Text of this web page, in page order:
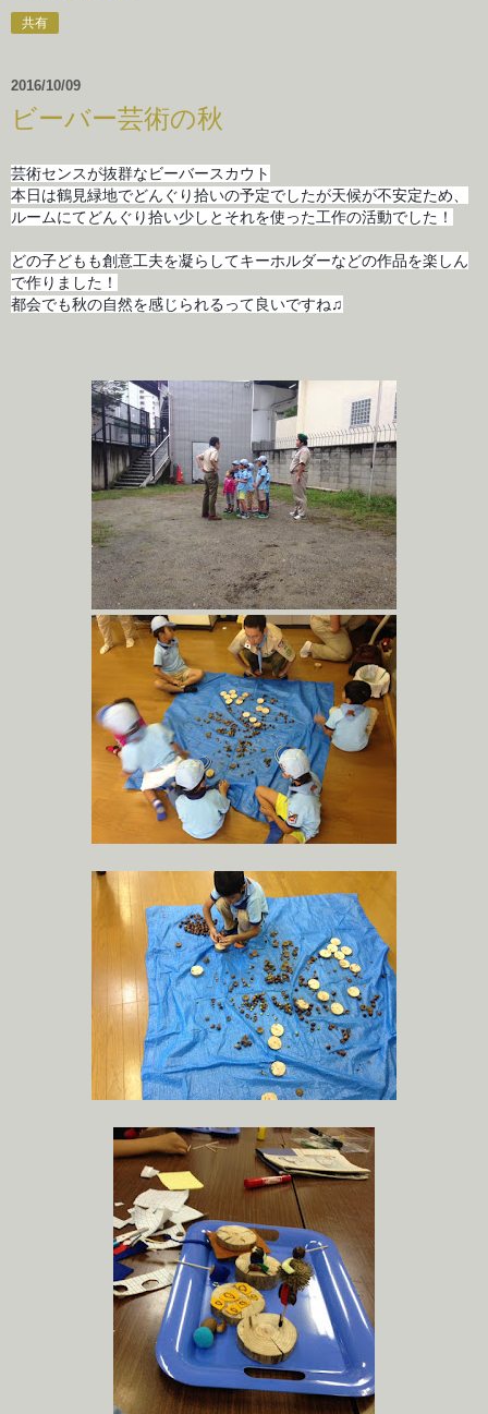
共有
2016/10/09
ビーバー芸術の秋
芸術センスが抜群なビーバースカウト
本日は鶴見緑地でどんぐり拾いの予定でしたが天候が不安定ため、
ルームにてどんぐり拾い少しとそれを使った工作の活動でした！
どの子どもも創意工夫を凝らしてキーホルダーなどの作品を楽しん
で作りました！
都会でも秋の自然を感じられるって良いですね♫